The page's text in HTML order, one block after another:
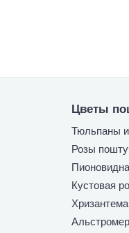
Цветы
Тюльпаны
Розы
Кустовая
Хризантема